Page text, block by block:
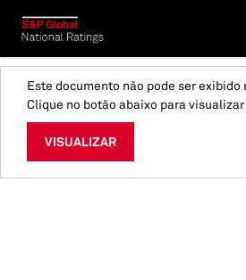
Este documento não pode ser exibido
Clique no botão abaixo para
VISUALIZAR